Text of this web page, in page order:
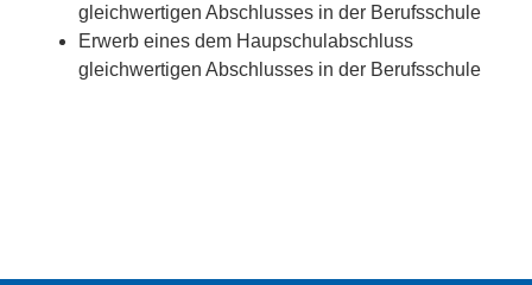
gleichwertigen Abschlusses in der Berufsschule
Erwerb eines dem Haupschulabschluss
gleichwertigen Abschlusses in der Berufsschule